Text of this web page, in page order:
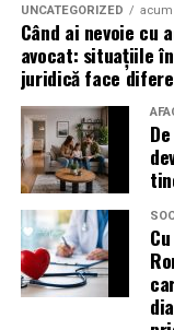
protecție
Aceste
numeroase
Este potrivit
Da.
Motoarele
special cele
injecție
În plus, o toaletă
amplasat, ceea ce
plasate strategic
participanți, fără a
Încurajarea
participanților
Un alt beneficiu
toaletă ecologică
participanților
Când un
UNCATEGORIZED
Când ai nevoie cu
avocat: situațiile
juridică face